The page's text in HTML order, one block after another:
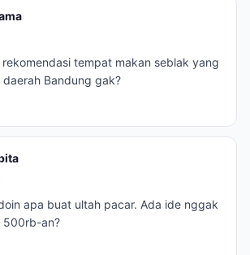
tempat makan seblak yang
Bandung gak?
apa buat ultah pacar. Ada ide nggak
500rb-an?